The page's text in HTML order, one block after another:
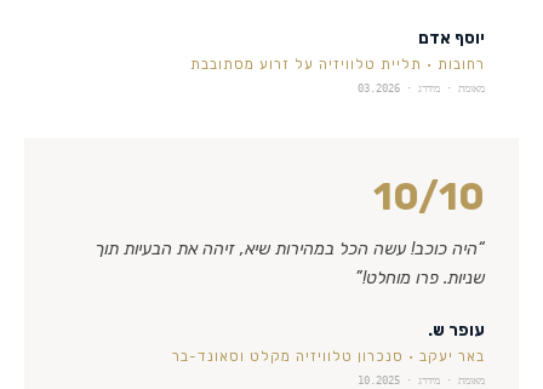
יוסף אדם
רחובות · תליית טלוויזיה על זרוע מסתובבת
מאומת · מידרג · 03.2026
10/10
“היה כוכב! עשה הכל במהירות שיא, זיהה את הבעיות תוך
שניות. פרו מוחלט!”
עופר ש.
באר יעקב · סנכרון טלוויזיה מקלט וסאונד-בר
מאומת · מידרג · 10.2025